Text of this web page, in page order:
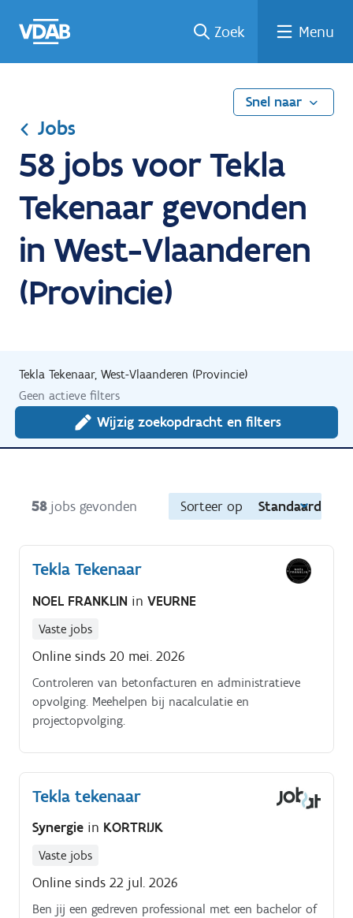
naar
een
een
job
naar
Zoek Menu
Snel naar
Jobs
58 jobs voor Tekla
Tekenaar gevonden
in West-Vlaanderen
(Provincie)
Tekla Tekenaar, West-Vlaanderen (Provincie)
Geen actieve filters
Wijzig zoekopdracht en filters
58 jobs gevonden Sorteer op Standaard
Tekla Tekenaar
NOEL FRANKLIN in VEURNE
Vaste jobs
Online sinds 20 mei. 2026
Controleren van betonfacturen en administratieve
opvolging. Meehelpen bij nacalculatie en
projectopvolging.
Tekla tekenaar
Synergie in KORTRIJK
Vaste jobs
Online sinds 22 jul. 2026
Ben jij een gedreven professional met een bachelor of